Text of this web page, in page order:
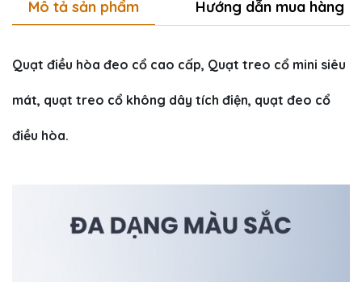
Mô tả sản phẩm Hướng dẫn mua hàng
Quạt điều hòa đeo cổ cao cấp, Quạt treo cổ mini siêu
mát, quạt treo cổ không dây tích điện, quạt đeo cổ
điều hòa.